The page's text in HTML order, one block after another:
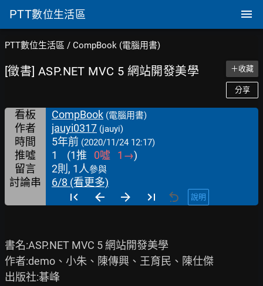
PTT數位生活區
PTT數位生活區 / CompBook (電腦用書)
[徵書] ASP.NET MVC 5 網站開發美學 ＋收藏
分享
看板 CompBook (電腦用書)
作者 jauyi0317 (jauyi)
時間 5年前 (2020/11/24 12:17)
推噓 1 (1推 0噓 1 →)
留言
2則, 1人參與
討論串 6/8 (看更多)
說明
書名:ASP.NET MVC 5 網站開發美學
作者:demo、小朱、陳傳興、王育民、陳仕傑
出版社:碁峰